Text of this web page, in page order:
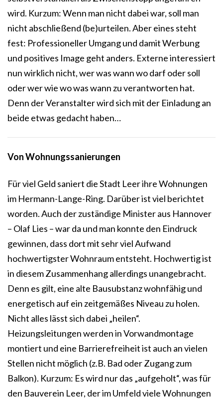
wird. Kurzum: Wenn man nicht dabei war, soll man
nicht abschließend (be)urteilen. Aber eines steht
fest: Professioneller Umgang und damit Werbung
und positives Image geht anders. Externe interessiert
nun wirklich nicht, wer was wann wo darf oder soll
oder wer wie wo was wann zu verantworten hat.
Denn der Veranstalter wird sich mit der Einladung an
beide etwas gedacht haben…
Von Wohnungssanierungen
Für viel Geld saniert die Stadt Leer ihre Wohnungen
im Hermann-Lange-Ring. Darüber ist viel berichtet
worden. Auch der zuständige Minister aus Hannover
– Olaf Lies – war da und man konnte den Eindruck
gewinnen, dass dort mit sehr viel Aufwand
hochwertigster Wohnraum entsteht. Hochwertig ist
in diesem Zusammenhang allerdings unangebracht.
Denn es gilt, eine alte Bausubstanz wohnfähig und
energetisch auf ein zeitgemäßes Niveau zu holen.
Nicht alles lässt sich dabei „heilen“.
Heizungsleitungen werden in Vorwandmontage
montiert und eine Barrierefreiheit ist auch an vielen
Stellen nicht möglich (z.B. Bad oder Zugang zum
Balkon). Kurzum: Es wird nur das „aufgeholt“, was für
den Bauverein Leer, der im Umfeld viele Wohnungen